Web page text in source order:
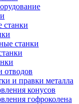
станки
станки
отводов
и правки металла
конусов
гофроколена